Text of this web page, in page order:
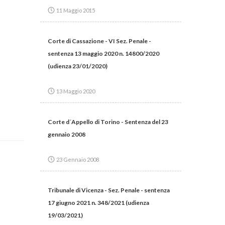
11 Maggio 2015
Corte di Cassazione - VI Sez. Penale -
sentenza 13 maggio 2020 n. 14800/2020
(udienza 23/01/2020)
13 Maggio 2020
Corte d´Appello di Torino - Sentenza del 23
gennaio 2008
23 Gennaio 2008
Tribunale di Vicenza - Sez. Penale - sentenza
17 giugno 2021 n. 348/2021 (udienza
19/03/2021)